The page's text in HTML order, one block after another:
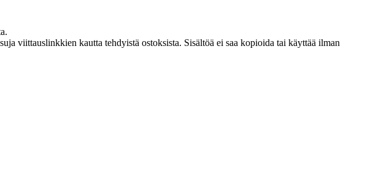
viittauslinkkien kautta tehdyistä ostoksista. Sisältöä ei saa kopioida tai käyttää ilman